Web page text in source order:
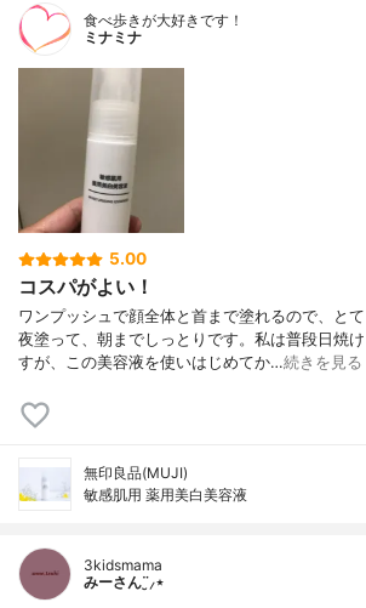
食べ歩きが大好きです！
ミナミナ
5.00
コスパがよい！
ワンプッシュで顔全体と首まで塗れるので、と
夜塗って、朝までしっとりです。私は普段日焼
すが、この美容液を使いはじめてか…続きを見る
無印良品(MUJI)
敏感肌用 薬用美白美容液
3kidsmama
みーさん¨̮⸝⋆